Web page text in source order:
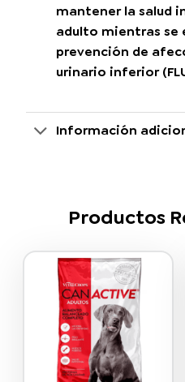
mantener la salud
adulto mientras se
prevención de
urinario inferior
Información
Productos